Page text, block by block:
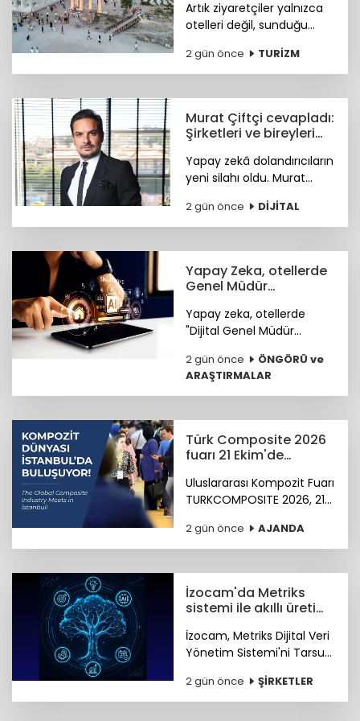
Artık ziyaretçiler yalnızca
otelleri değil, sunduğu
sosyal yaşamı ve fiyat-
performans avantajıyla
2 gün önce TURİZM
Murat Çiftçi cevapladı:
Şirketleri ve bireyleri
neler?
Yapay zekâ dolandırıcıların
yeni silahı oldu. Murat
bekleyen siber riskler
neler? sorusunu cevapladı.
2 gün önce DİJİTAL
Yapay Zeka, otellerde
Genel Müdür
hazırlanıyor
Yapay zeka, otellerde
"Dijital Genel Müdür
hazırlanıyor.
2 gün önce
ÖNGÖRÜ ve
ARAŞTIRMALAR
Türk Composite 2026
fuarı 21 Ekim'de
Uluslararası Kompozit Fuarı
TURKCOMPOSITE 2026, 21-
İstanbul Fuar Merkezi’nde
düzenlenecek.
2 gün önce AJANDA
İzocam'da Metriks
sistemi ile akıllı üretim
İzocam, Metriks Dijital Veri
Yönetim Sistemi'ni Tarsus
akıllı üretim dönemini
başlattı. Böylelikle üretim
2 gün önce ŞİRKETLER